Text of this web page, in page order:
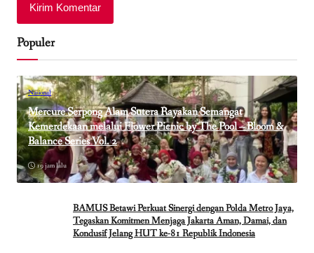
Populer
Nasional
Mercure Serpong Alam Sutera Rayakan Semangat
Kemerdekaan melalui Flower Picnic by The Pool – Bloom &
Balance Series Vol. 2
19 jam lalu
BAMUS Betawi Perkuat Sinergi dengan Polda Metro Jaya,
Tegaskan Komitmen Menjaga Jakarta Aman, Damai, dan
Kondusif Jelang HUT ke-81 Republik Indonesia